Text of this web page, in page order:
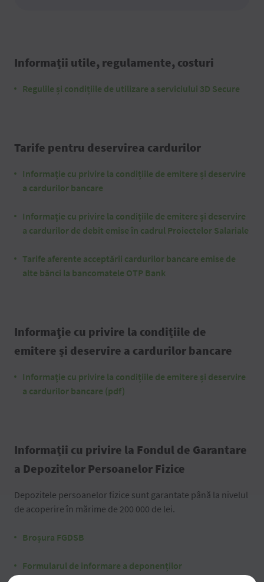
Informații utile, regulamente, costuri
Regulile și condițiile de utilizare a serviciului 3D Secure
Tarife pentru deservirea cardurilor
Informaţie cu privire la condițiile de emitere și deservire
a cardurilor bancare
Informaţie cu privire la condițiile de emitere și deservire
a cardurilor de debit emise în cadrul Proiectelor Salariale
Tarife aferente acceptării cardurilor bancare emise de
alte bănci la bancomatele OTP Bank
Informaţie cu privire la condițiile de
emitere și deservire a cardurilor bancare
Informaţie cu privire la condițiile de emitere și deservire
a cardurilor bancare (pdf)
Informații cu privire la Fondul de Garantare
a Depozitelor Persoanelor Fizice
Depozitele persoanelor fizice sunt garantate până la nivelul
de acoperire în mărime de 200 000 de lei.
Broșura FGDSB
Formularul de informare a deponenților